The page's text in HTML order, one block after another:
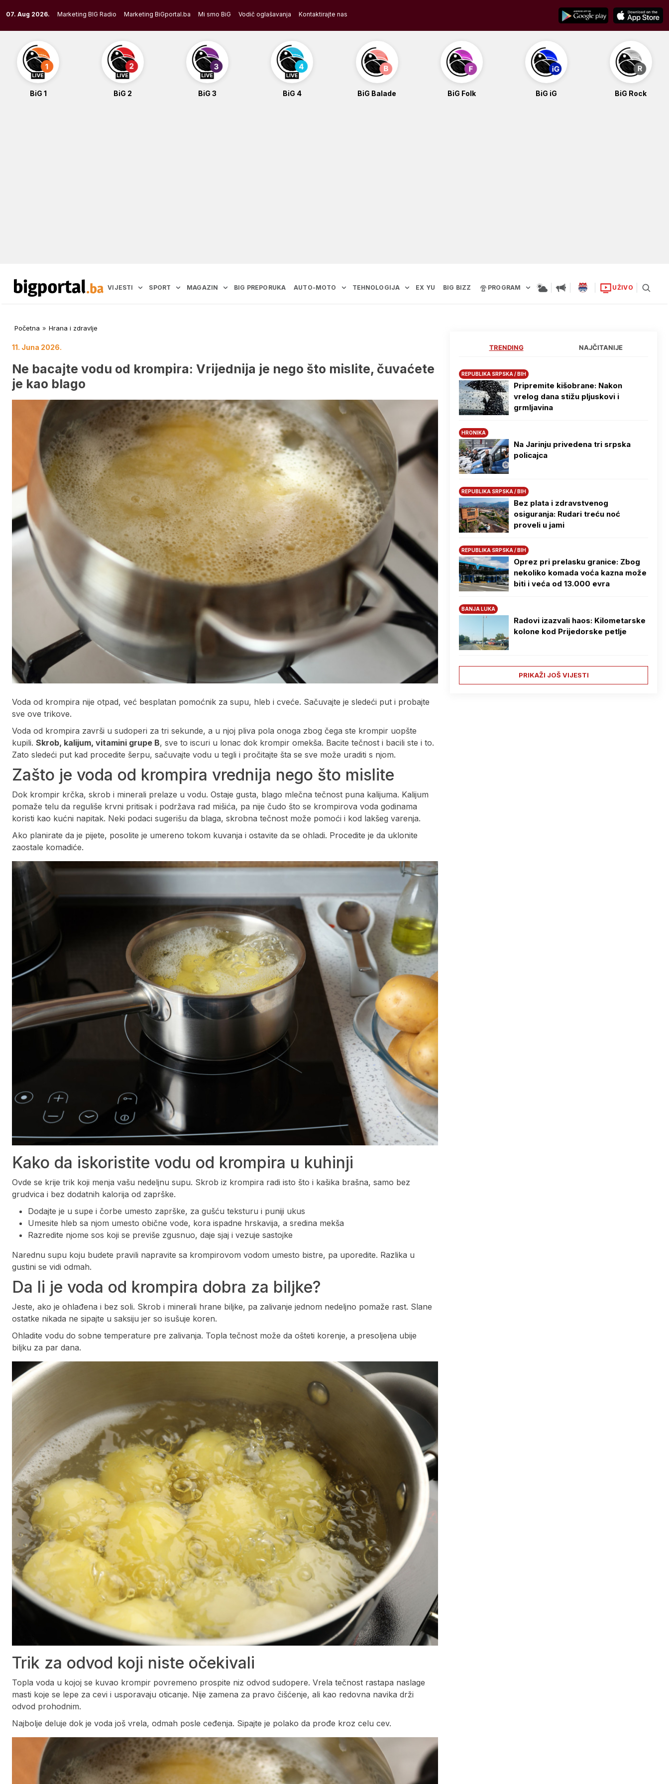
to
content
07. Aug 2026. Marketing BIG Radio Marketing BiGportal.ba Mi smo BiG Vodič oglašavanja Kontaktirajte nas
BiG 1 BiG 2 BiG 3 BiG 4 BiG Balade BiG Folk BiG iG BiG Rock
VIJESTI SPORT MAGAZIN BIG PREPORUKA AUTO-MOTO TEHNOLOGIJA EX YU BIG BIZZ PROGRAM UŽIVO
Početna » Hrana i zdravlje
11. Juna 2026.
Ne bacajte vodu od krompira: Vrijednija je nego što mislite, čuvaćete
je kao blago
Voda od krompira nije otpad, već besplatan pomoćnik za supu, hleb i cveće. Sačuvajte je sledeći put i probajte
sve ove trikove.
Voda od krompira završi u sudoperi za tri sekunde, a u njoj pliva pola onoga zbog čega ste krompir uopšte
kupili. Skrob, kalijum, vitamini grupe B, sve to iscuri u lonac dok krompir omekša. Bacite tečnost i bacili ste i to.
Zato sledeći put kad procedite šerpu, sačuvajte vodu u tegli i pročitajte šta se sve može uraditi s njom.
Zašto je voda od krompira vrednija nego što mislite
Dok krompir krčka, skrob i minerali prelaze u vodu. Ostaje gusta, blago mlečna tečnost puna kalijuma. Kalijum
pomaže telu da reguliše krvni pritisak i podržava rad mišića, pa nije čudo što se krompirova voda godinama
koristi kao kućni napitak. Neki podaci sugerišu da blaga, skrobna tečnost može pomoći i kod lakšeg varenja.
Ako planirate da je pijete, posolite je umereno tokom kuvanja i ostavite da se ohladi. Procedite je da uklonite
zaostale komadiće.
Kako da iskoristite vodu od krompira u kuhinji
Ovde se krije trik koji menja vašu nedeljnu supu. Skrob iz krompira radi isto što i kašika brašna, samo bez
grudvica i bez dodatnih kalorija od zaprške.
Dodajte je u supe i čorbe umesto zaprške, za gušću teksturu i puniji ukus
Umesite hleb sa njom umesto obične vode, kora ispadne hrskavija, a sredina mekša
Razredite njome sos koji se previše zgusnuo, daje sjaj i vezuje sastojke
Narednu supu koju budete pravili napravite sa krompirovom vodom umesto bistre, pa uporedite. Razlika u
gustini se vidi odmah.
Da li je voda od krompira dobra za biljke?
Jeste, ako je ohlađena i bez soli. Skrob i minerali hrane biljke, pa zalivanje jednom nedeljno pomaže rast. Slane
ostatke nikada ne sipajte u saksiju jer so isušuje koren.
Ohladite vodu do sobne temperature pre zalivanja. Topla tečnost može da ošteti korenje, a presoljena ubije
biljku za par dana.
Trik za odvod koji niste očekivali
Topla voda u kojoj se kuvao krompir povremeno prospite niz odvod sudopere. Vrela tečnost rastapa naslage
masti koje se lepe za cevi i usporavaju oticanje. Nije zamena za pravo čišćenje, ali kao redovna navika drži
odvod prohodnim.
Najbolje deluje dok je voda još vrela, odmah posle ceđenja. Sipajte je polako da prođe kroz celu cev.
TRENDING NAJČITANIJE
REPUBLIKA SRPSKA / BIH
Pripremite kišobrane: Nakon
vrelog dana stižu pljuskovi i
grmljavina
HRONIKA
Na Јarinju privedena tri srpska
policajca
REPUBLIKA SRPSKA / BIH
Bez plata i zdravstvenog
osiguranja: Rudari treću noć
proveli u jami
REPUBLIKA SRPSKA / BIH
Oprez pri prelasku granice: Zbog
nekoliko komada voća kazna može
biti i veća od 13.000 evra
BANJA LUKA
Radovi izazvali haos: Kilometarske
kolone kod Prijedorske petlje
PRIKAŽI JOŠ VIJESTI